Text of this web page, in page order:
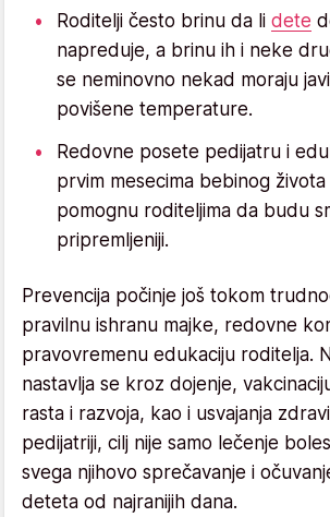
Roditelji često brinu da li dete
napreduje, a brinu ih i neke
se neminovno nekad moraju
povišene temperature.
Redovne posete pedijatru i
prvim mesecima bebinog
pomognu roditeljima da budu
pripremljeniji.
Prevencija počinje još tokom
pravilnu ishranu majke, redovne
pravovremenu edukaciju roditelja.
nastavlja se kroz dojenje,
rasta i razvoja, kao i usvajanja
pedijatriji, cilj nije samo lečenje
svega njihovo sprečavanje i
deteta od najranijih dana.